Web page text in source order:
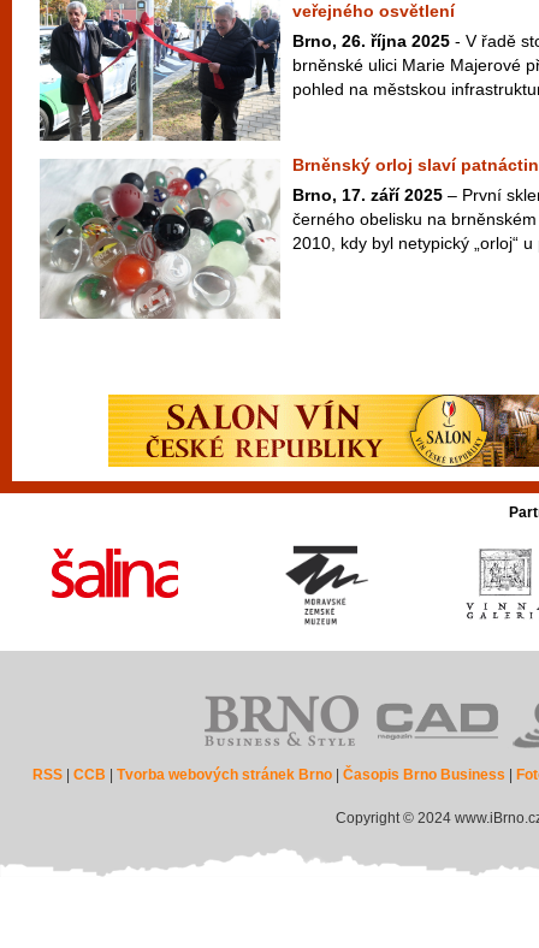
veřejného osvětlení
Brno, 26. října 2025 - V řadě
brněnské ulici Marie Majerové
pohled na městskou
Brněnský orloj slaví
Brno, 17. září 2025 – První
černého obelisku na
2010, kdy byl netypický „orloj“
RSS |CCB |Tvorba webových stránek Brno |Časopis Brno Business
Copyright © 2024